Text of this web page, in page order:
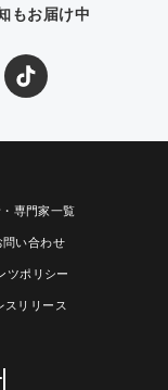
もお届け中
専門家一覧
問い合わせ
ツポリシー
スリリース